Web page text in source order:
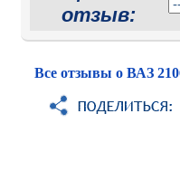
отзыв:
Все отзывы о ВАЗ